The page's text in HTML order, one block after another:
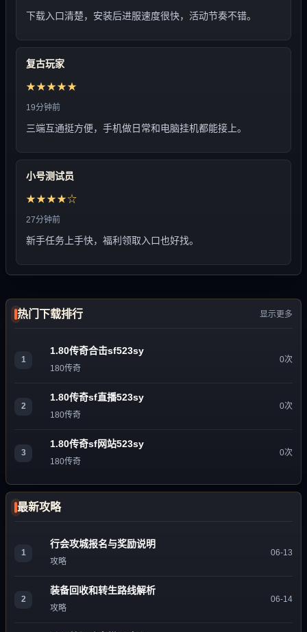
下载入口清楚，安装后进服速度很快，活动节奏不错。
复古玩家
★★★★★
19分钟前
三端互通挺方便，手机做日常和电脑挂机都能接上。
小号测试员
★★★★☆
27分钟前
新手任务上手快，福利领取入口也好找。
热门下载排行 显示更多
1
1.80传奇合击sf523sy
180传奇
0次
2
1.80传奇sf直播523sy
180传奇
0次
3
1.80传奇sf网站523sy
180传奇
0次
最新攻略
1
行会攻城报名与奖励说明
攻略
06-13
2
装备回收和转生路线解析
攻略
06-14